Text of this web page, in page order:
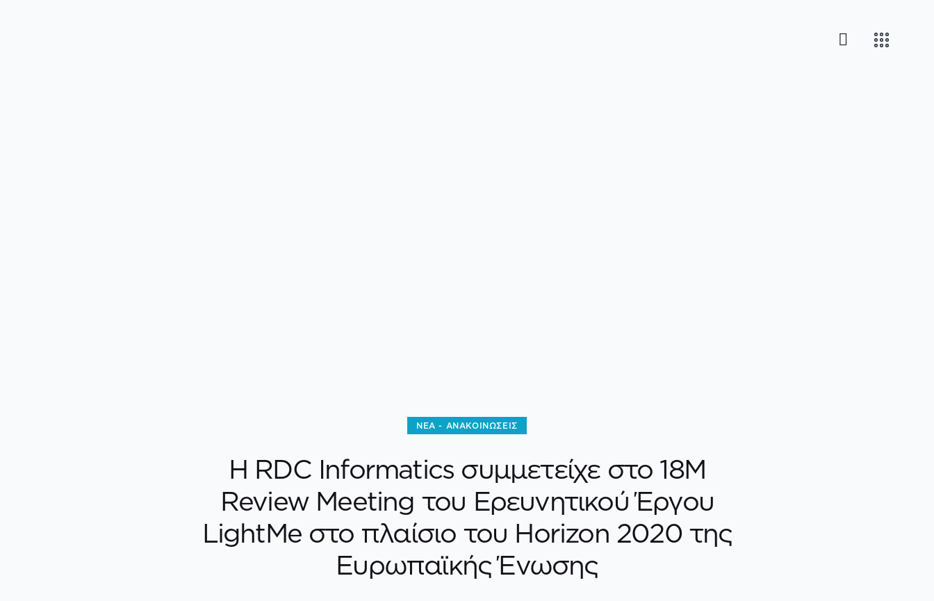
ΝΈΑ - ΑΝΑΚΟΙΝΏΣΕΙΣ
H RDC Informatics συμμετείχε στο 18M
Review Meeting του Ερευνητικού Έργου
LightMe στο πλαίσιο του Horizon 2020 της
Ευρωπαϊκής Ένωσης